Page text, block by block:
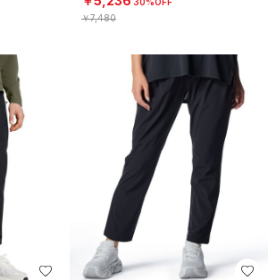
￥7,480